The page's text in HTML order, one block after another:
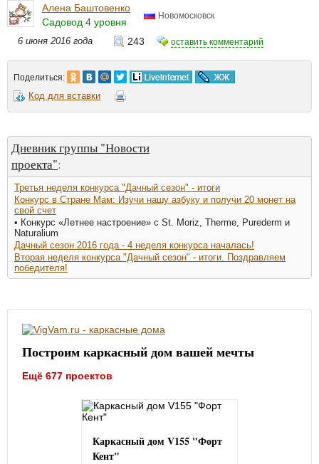
Алена Баштовенко
Садовод 4 уровня
Новомосковск
6 июня 2016 года 243 оставить комментарий
Поделиться:
Код для вставки
Дневник группы "Новости
проекта":
Третья неделя конкурса "Дачный сезон" - итоги
Конкурс в Стране Мам: Изучи нашу азбуку и получи 20 монет на
свой счет
• Конкурс «Летнее настроение» с St. Moriz, Therme, Purederm и
Naturalium
Дачный сезон 2016 года - 4 неделя конкурса началась!
Вторая неделя конкурса "Дачный сезон" - итоги. Поздравляем
победителя!
Построим каркасный дом вашей мечты
Ещё 677 проектов
Каркасный дом V155 "Форт
Кент"